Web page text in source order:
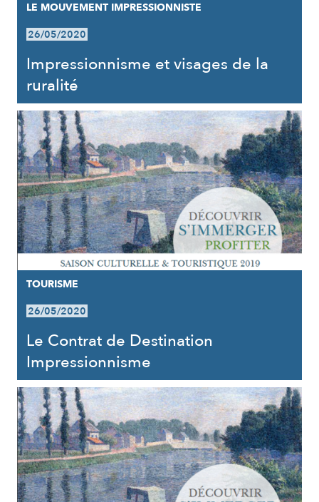
LE MOUVEMENT IMPRESSIONNISTE
26/05/2020
Impressionnisme et visages de la
ruralité
TOURISME
26/05/2020
Le Contrat de Destination
Impressionnisme